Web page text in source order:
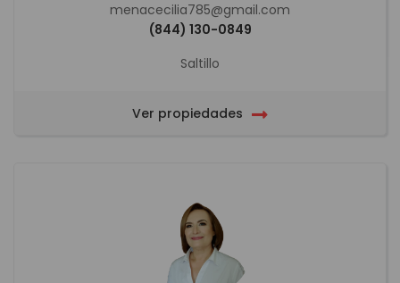
menacecilia785@gmail.com
(844) 130-0849
Saltillo
Ver propiedades